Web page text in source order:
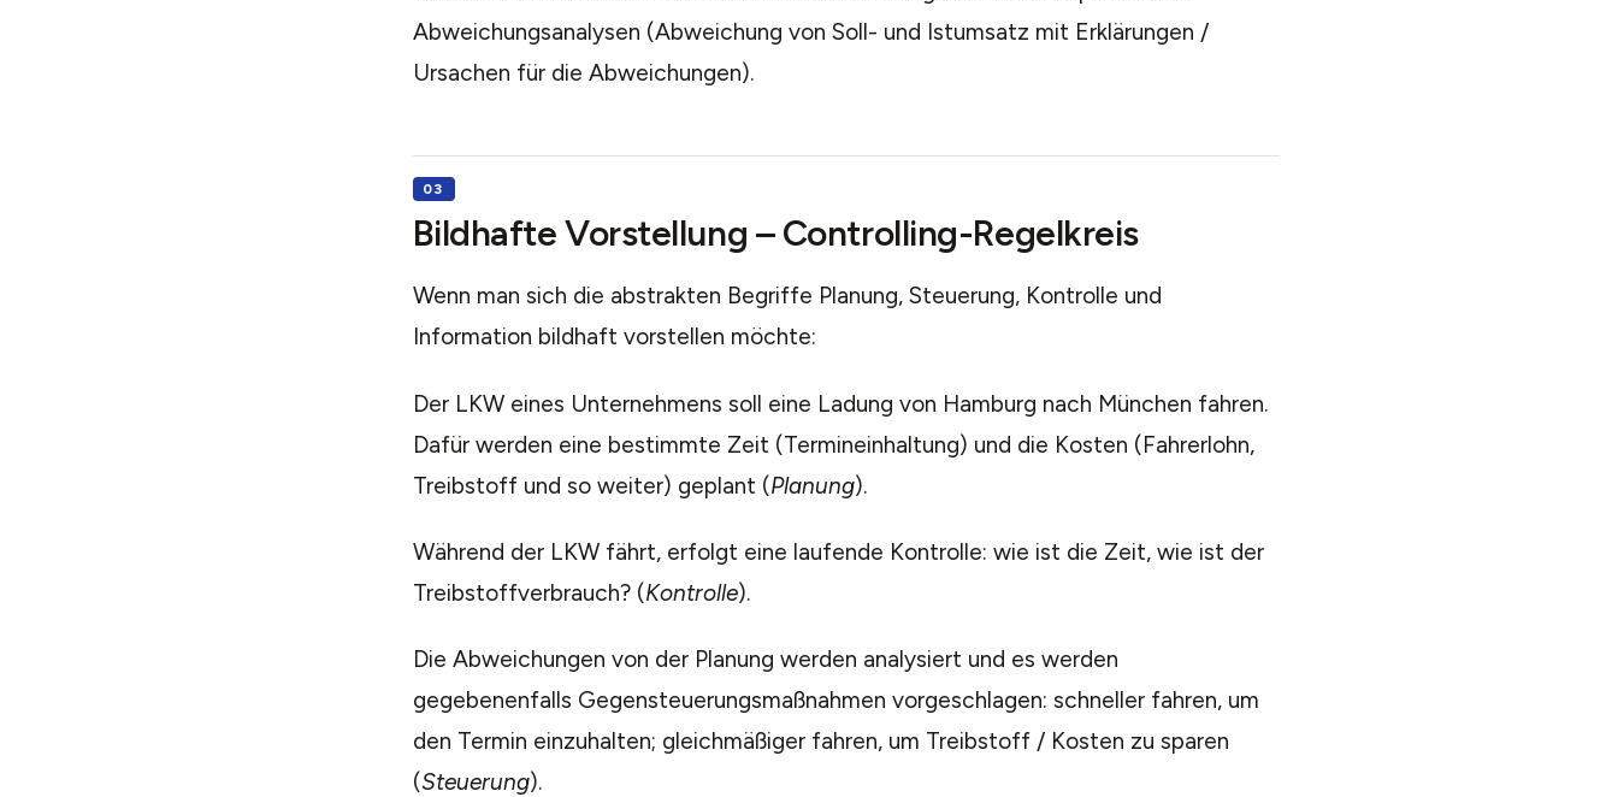
Abweichungsanalysen (Abweichung von Soll- und Istumsatz mit Erklärungen /
Ursachen für die Abweichungen).
Bildhafte Vorstellung – Controlling-Regelkreis
Wenn man sich die abstrakten Begriffe Planung, Steuerung, Kontrolle und
Information bildhaft vorstellen möchte:
Der LKW eines Unternehmens soll eine Ladung von Hamburg nach München fahren.
Dafür werden eine bestimmte Zeit (Termineinhaltung) und die Kosten (Fahrerlohn,
Treibstoff und so weiter) geplant (Planung).
Während der LKW fährt, erfolgt eine laufende Kontrolle: wie ist die Zeit, wie ist der
Treibstoffverbrauch? (Kontrolle).
Die Abweichungen von der Planung werden analysiert und es werden
gegebenenfalls Gegensteuerungsmaßnahmen vorgeschlagen: schneller fahren, um
den Termin einzuhalten; gleichmäßiger fahren, um Treibstoff / Kosten zu sparen
(Steuerung).